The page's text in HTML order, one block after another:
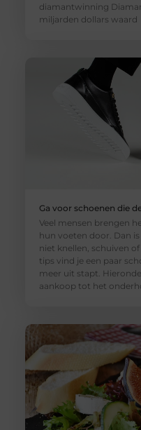
diamantwinning
miljarden dollars waard
Ga voor schoenen die
Veel mensen brengen
hun voeten door. Dan
niet knellen, schuiven
tips vind je een paar
meer uit stapt.
aankoop tot het